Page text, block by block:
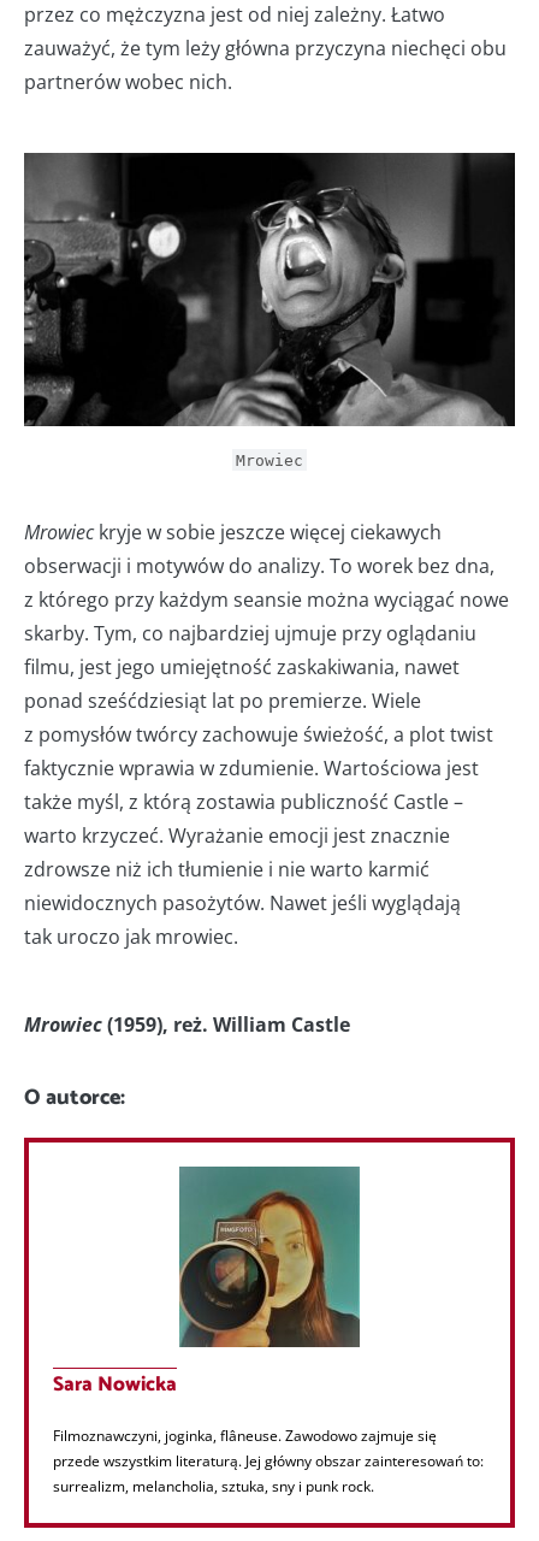
przez co mężczyzna jest od niej zależny. Łatwo
zauważyć, że tym leży główna przyczyna niechęci obu
partnerów wobec nich.
Mrowiec
Mrowieckryje w sobie jeszcze więcej ciekawych
obserwacji i motywów do analizy. To worek bez dna,
z którego przy każdym seansie można wyciągać nowe
skarby. Tym, co najbardziej ujmuje przy oglądaniu
filmu, jest jego umiejętność zaskakiwania, nawet
ponad sześćdziesiąt lat po premierze. Wiele
z pomysłów twórcy zachowuje świeżość, a plot twist
faktycznie wprawia w zdumienie. Wartościowa jest
także myśl, z którą zostawia publiczność Castle –
warto krzyczeć. Wyrażanie emocji jest znacznie
zdrowsze niż ich tłumienie i nie warto karmić
niewidocznych pasożytów. Nawet jeśli wyglądają
tak uroczo jak mrowiec.
Mrowiec(1959), reż. William Castle
O autorce:
Sara Nowicka
Filmoznawczyni, joginka, flâneuse. Zawodowo zajmuje się
przede wszystkim literaturą. Jej główny obszar zainteresowań to:
surrealizm, melancholia, sztuka, sny i punk rock.